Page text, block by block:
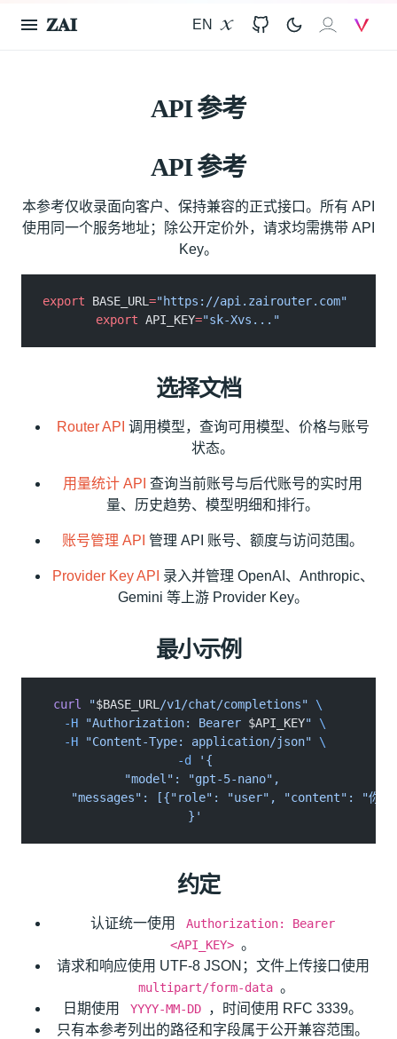
𝐙𝐀𝐈 EN GitHub 𝐙𝐀𝐈
API 参考
API 参考
本参考仅收录面向客户、保持兼容的正式接口。所有 API
使用同一个服务地址；除公开定价外，请求均需携带 API
Key。
export BASE_URL ="https://api.zairouter.com"
export API_KEY="sk-Xvs..."
选择文档
Router API 调用模型，查询可用模型、价格与账号
状态。
用量统计 API 查询当前账号与后代账号的实时用
量、历史趋势、模型明细和排行。
账号管理 API 管理 API 账号、额度与访问范围。
Provider Key API 录入并管理 OpenAI、Anthropic、
Gemini 等上游 Provider Key。
最小示例
curl "$BASE_URL /v1/chat/completions" \
  -H
"Authorization: Bearer $API_KEY" \
  -H
"Content-Type: application/json" \
  -d
'{
    "model": "gpt-5-nano",
"messages": [{"role": "user", "content": "你好
  }'
约定
认证统一使用
Authorization: Bearer
<API_KEY> 。
请求和响应使用 UTF-8 JSON；文件上传接口使用
multipart/form-data 。
日期使用
YYYY-MM-DD
，时间使用 RFC 3339。
只有本参考列出的路径和字段属于公开兼容范围。